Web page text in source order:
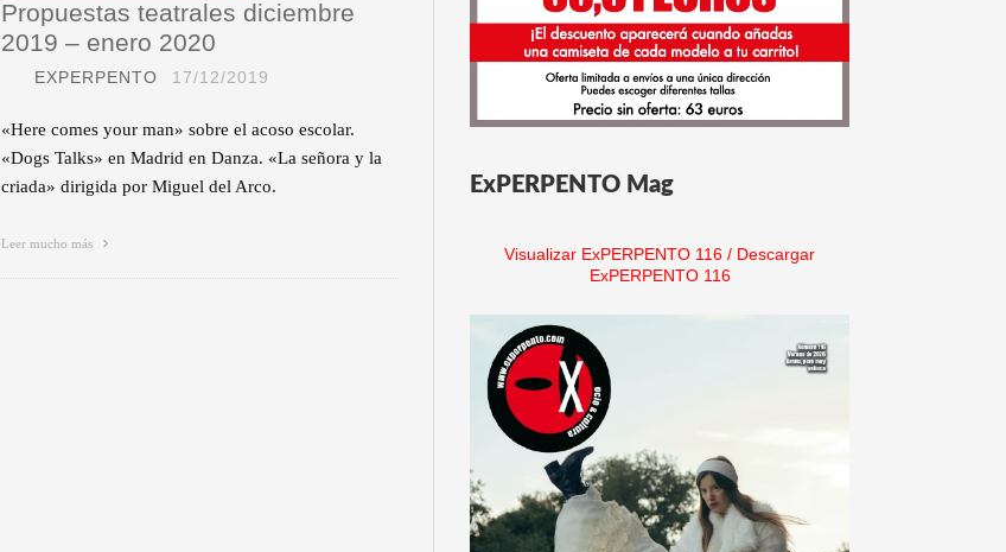
Propuestas teatrales diciembre
2019 – enero 2020
EXPERPENTO 17/12/2019
«Here comes your man» sobre el acoso escolar.
«Dogs Talks» en Madrid en Danza. «La señora y la
criada» dirigida por Miguel del Arco.
Leer mucho más
ExPERPENTO Mag
Visualizar ExPERPENTO 116 / Descargar
ExPERPENTO 116